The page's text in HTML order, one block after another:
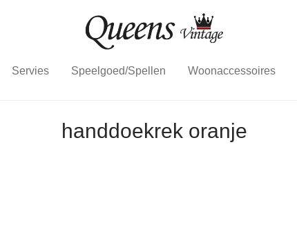
Servies Speelgoed/Spellen Woonaccessoires
handdoekrek oranje